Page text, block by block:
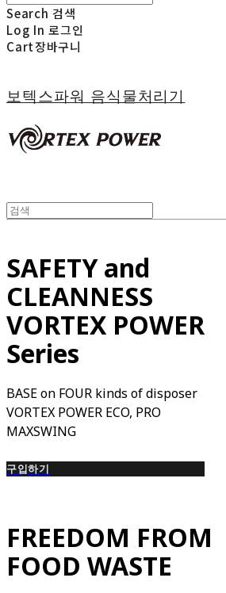
Search 검색
Log In 로그인
Cart장바구니
보텍스파워 음식물처리기
SAFETY and
CLEANNESS
VORTEX POWER
Series
BASE on FOUR kinds of disposer
VORTEX POWER ECO, PRO
MAXSWING
구입하기
FREEDOM FROM
FOOD WASTE